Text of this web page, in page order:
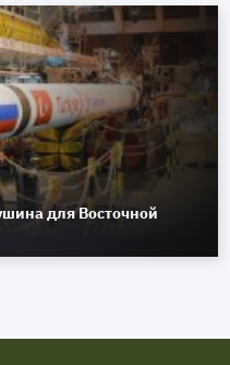
для Восточной